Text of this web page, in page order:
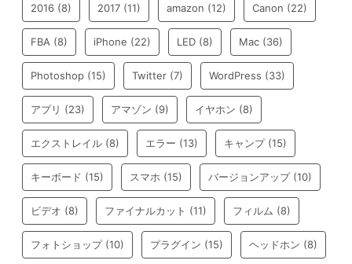
2016 (8) 2017 (11) amazon (12) Canon (22)
FBA (8) iPhone (22) LED (8) Mac (36)
Photoshop (15) Twitter (7) WordPress (33)
アプリ (23) アマゾン (9) イヤホン (8)
エクストレイル (8) エラー (13) キャンプ(15)
キーボード (15) スマホ (15) バージョンアップ(10)
ビデオ (8) ファイナルカット (11) フィルム (8)
フォトショップ(10) プラグイン (15) ヘッドホン (8)